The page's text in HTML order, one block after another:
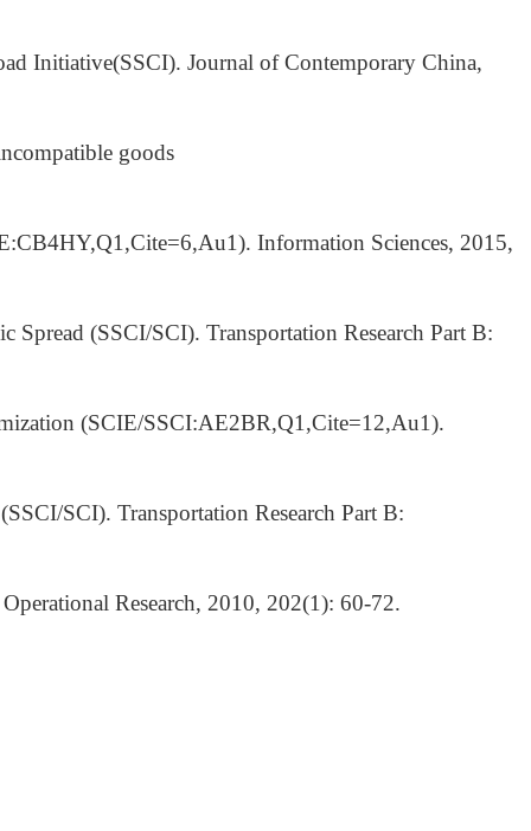
Initiative(SSCI). Journal of Contemporary China,
goods
Information Sciences, 2015,
(SSCI/SCI). Transportation Research Part B:
(SCIE/SSCI:AE2BR,Q1,Cite=12,Au1).
SCI). Transportation Research Part B:
Research, 2010, 202(1): 60-72.